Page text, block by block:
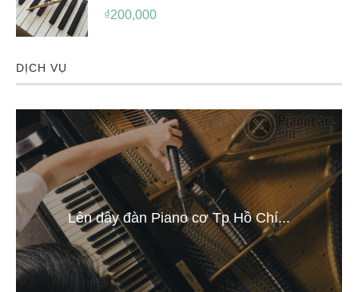
₫200,000
DỊCH VỤ
Lên dây đàn Piano cơ Tp Hồ Chí...